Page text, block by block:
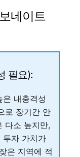
네이트
필요):
은 내충격성
로 장기간 안
다소 높지만,
투자 가치가
은 지역에 적